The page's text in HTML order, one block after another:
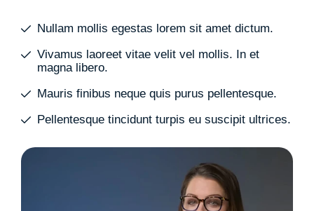
Nullam mollis egestas lorem sit amet dictum.
Vivamus laoreet vitae velit vel mollis. In et
magna libero.
Mauris finibus neque quis purus pellentesque.
Pellentesque tincidunt turpis eu suscipit ultrices.